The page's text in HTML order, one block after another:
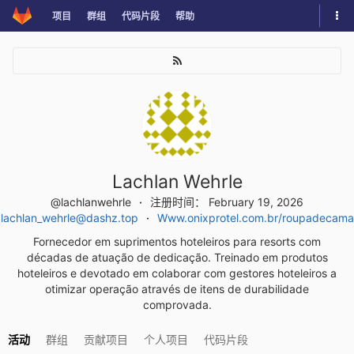
Skip
to
项目 群组 代码片段 帮助
切
换
Lachlan Wehrle
@lachlanwehrle
注册时间： February 19, 2026
lachlan_wehrle@dashz.top
Www.onixprotel.com.br/roupadecama
Fornecedor em suprimentos hoteleiros para resorts com
décadas de atuação de dedicação. Treinado em produtos
hoteleiros e devotado em colaborar com gestores hoteleiros a
otimizar operação através de itens de durabilidade
comprovada.
活动 群组 贡献项目 个人项目 代码片段